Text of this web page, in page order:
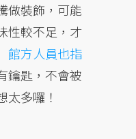
做裝飾，可能
性較不足，才
館方人員也指
鑰匙，不會被
太多囉！